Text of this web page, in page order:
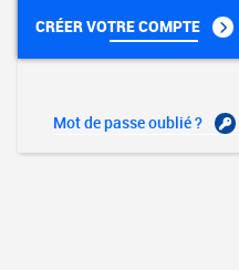
CRÉER VOTRE COMPTE
Mot de passe oublié ?